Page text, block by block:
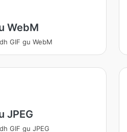
WebM
GIF gu WebM
JPEG
GIF gu JPEG